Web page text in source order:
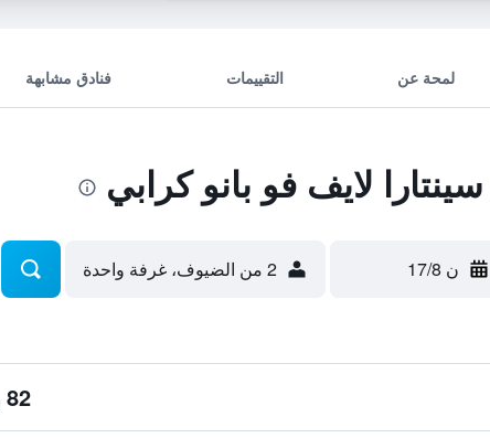
لمحة عن التقييمات فنادق مشابهة
لايف فو بانو كرابي
ن 17/8 2 من الضيوف، غرفة واحدة
82 ﷼